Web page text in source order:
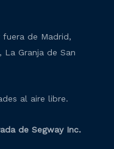
de Madrid,
La Granja de San
al aire libre.
de Segway Inc.